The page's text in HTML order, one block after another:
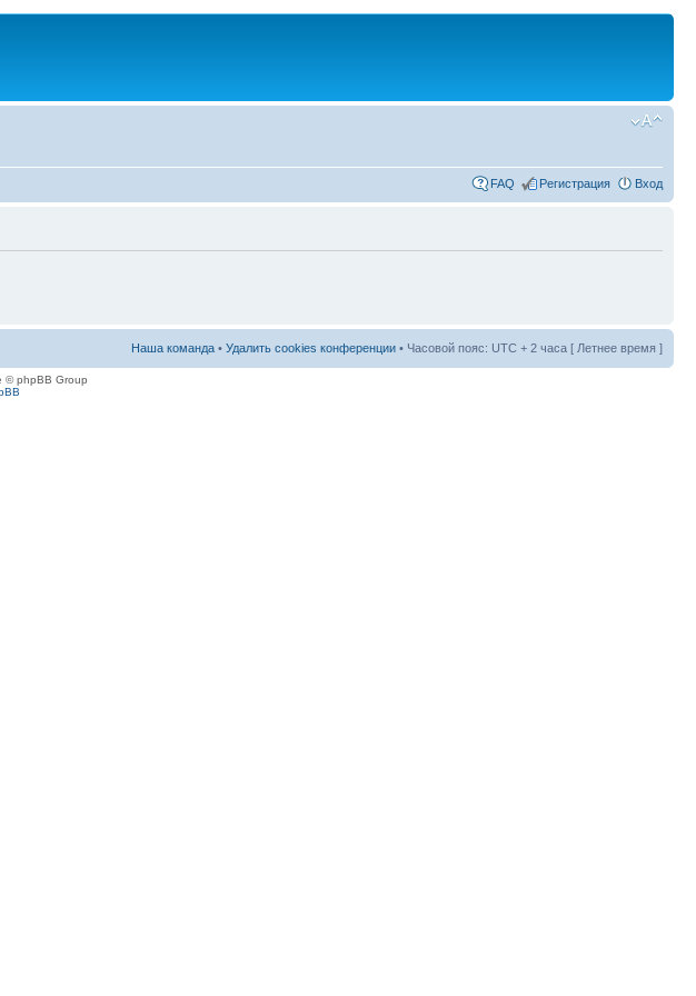
FAQ Регистрация Вход
Наша команда • Удалить cookies конференции • Часовой пояс: UTC + 2 часа [ Летнее время ]
© phpBB Group